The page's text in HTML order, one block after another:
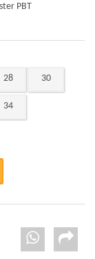
PBT
28 30
34